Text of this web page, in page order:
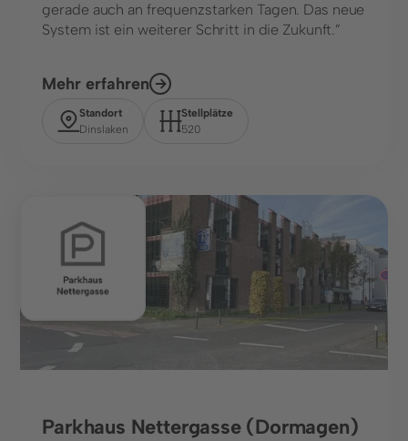
gerade auch an frequenzstarken Tagen. Das neue
System ist ein weiterer Schritt in die Zukunft.”
Mehr erfahren
Standort
Dinslaken
Stellplätze
520
Stadtwerk
Parkhaus Nettergasse (Dormagen)